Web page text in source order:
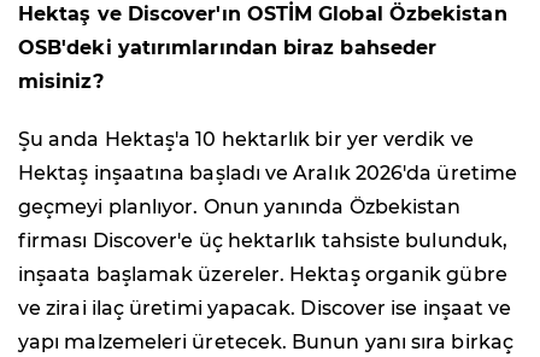
Hektaş ve Discover'ın OSTİM Global Özbekistan
OSB'deki yatırımlarından biraz bahseder
misiniz?
Şu anda Hektaş'a 10 hektarlık bir yer verdik ve
Hektaş inşaatına başladı ve Aralık 2026'da üretime
geçmeyi planlıyor. Onun yanında Özbekistan
firması Discover'e üç hektarlık tahsiste bulunduk,
inşaata başlamak üzereler. Hektaş organik gübre
ve zirai ilaç üretimi yapacak. Discover ise inşaat ve
yapı malzemeleri üretecek. Bunun yanı sıra birkaç